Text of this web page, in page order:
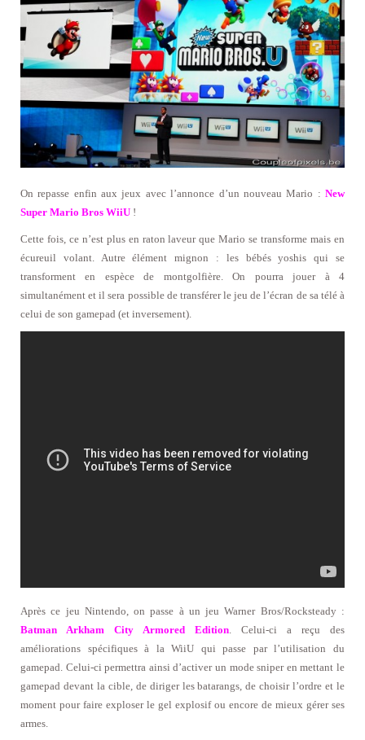
On repasse enfin aux jeux avec l’annonce d’un nouveau Mario : New
Super Mario Bros WiiU !
Cette fois, ce n’est plus en raton laveur que Mario se transforme mais en
écureuil volant. Autre élément mignon : les bébés yoshis qui se
transforment en espèce de montgolfière. On pourra jouer à 4
simultanément et il sera possible de transférer le jeu de l’écran de sa télé à
celui de son gamepad (et inversement).
Après ce jeu Nintendo, on passe à un jeu Warner Bros/Rocksteady :
Batman Arkham City Armored Edition . Celui-ci a reçu des
améliorations spécifiques à la WiiU qui passe par l’utilisation du
gamepad. Celui-ci permettra ainsi d’activer un mode sniper en mettant le
gamepad devant la cible, de diriger les batarangs, de choisir l’ordre et le
moment pour faire exploser le gel explosif ou encore de mieux gérer ses
armes.